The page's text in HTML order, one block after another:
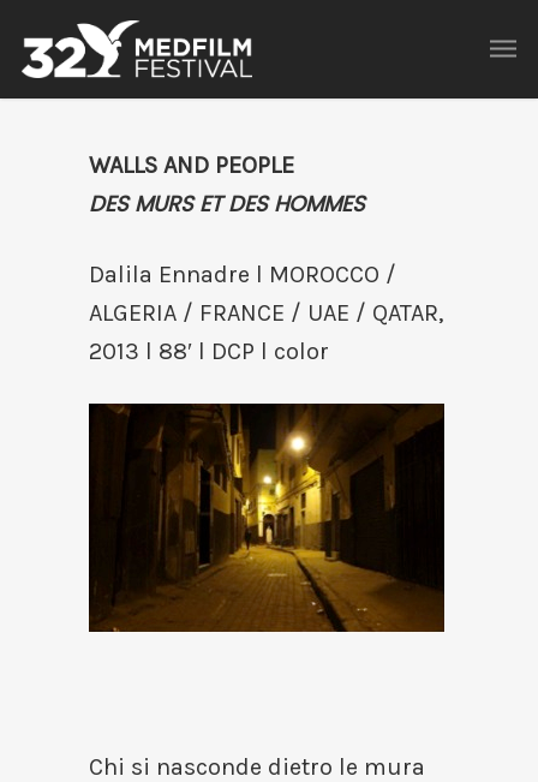
WALLS AND PEOPLE
DES MURS ET DES HOMMES
Dalila Ennadre l MOROCCO /
ALGERIA / FRANCE / UAE / QATAR,
2013 l 88′ l DCP l color
Chi si nasconde dietro le mura